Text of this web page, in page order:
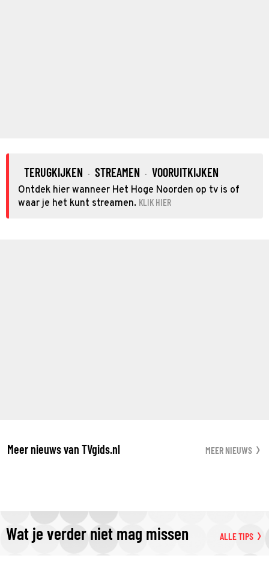
TERUGKIJKEN · STREAMEN · VOORUITKIJKEN
Ontdek hier wanneer Het Hoge Noorden op tv is of
waar je het kunt streamen. KLIK HIER
Meer nieuws van TVgids.nl MEER NIEUWS
Wat je verder niet mag missen ALLE TIPS